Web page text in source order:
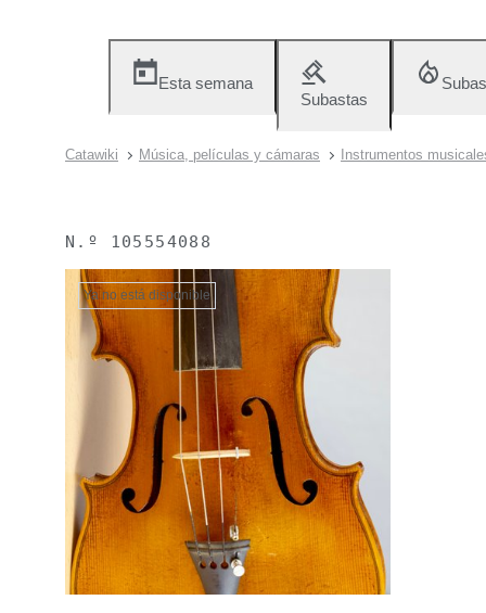
Esta semana
Subastas
Catawiki Música, películas y cámaras Instrumentos
N.º 105554088
Ya no está disponible